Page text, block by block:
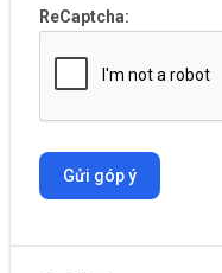
ReCaptcha:
Gửi góp ý